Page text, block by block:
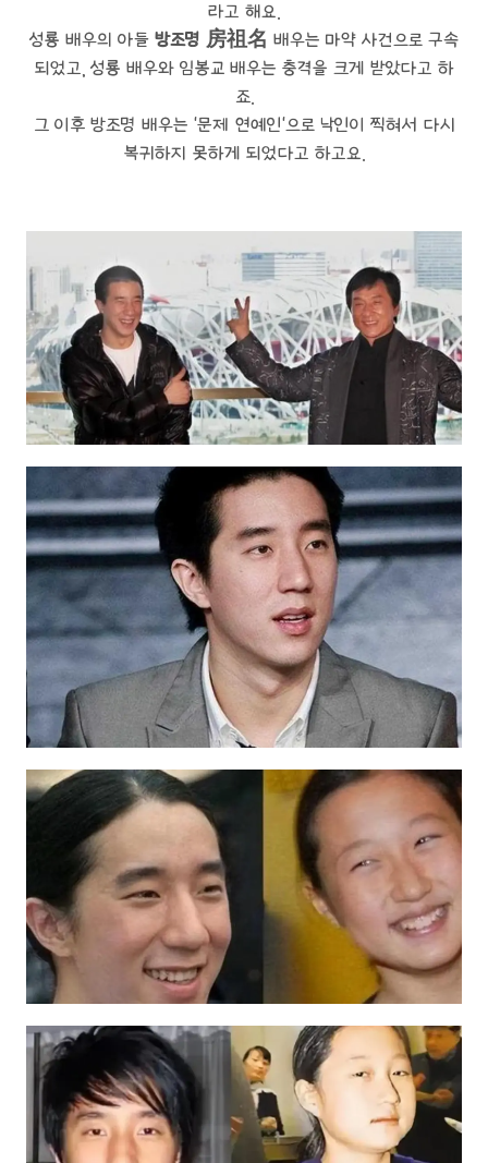
라고 해요.
성룡 배우의 아들 방조명 房祖名 배우는 마약 사건으로 구속
되었고, 성룡 배우와 임봉교 배우는 충격을 크게 받았다고 하
죠.
그 이후 방조명 배우는 '문제 연예인'으로 낙인이 찍혀서 다시
복귀하지 못하게 되었다고 하고요.